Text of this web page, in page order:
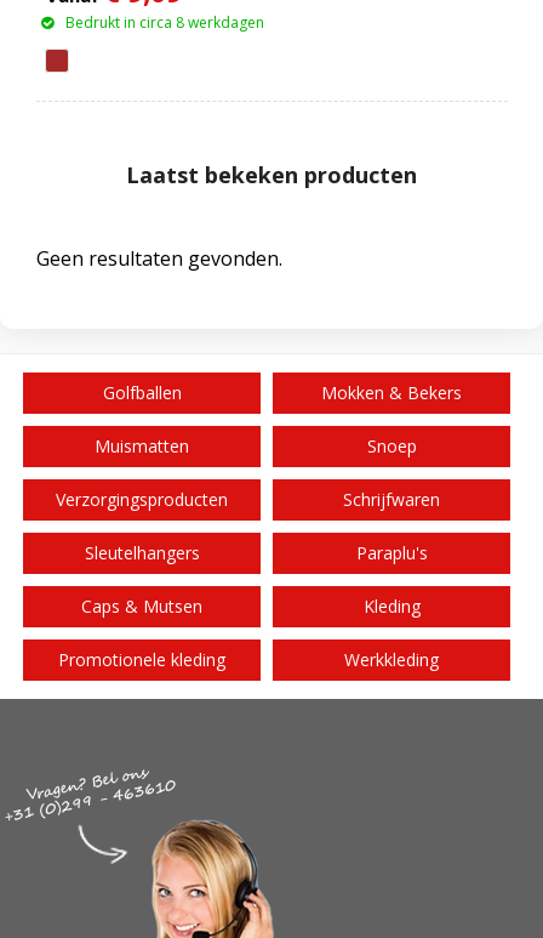
Bedrukt in circa 8 werkdagen
Laatst bekeken producten
Geen resultaten gevonden.
Golfballen Mokken & Bekers
Muismatten Snoep
Verzorgingsproducten Schrijfwaren
Sleutelhangers Paraplu's
Caps & Mutsen Kleding
Promotionele kleding Werkkleding